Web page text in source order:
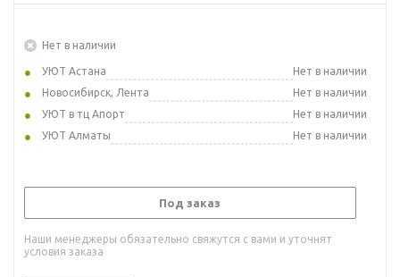
Нет в наличии
УЮТ Астана
Нет в наличии
Новосибирск, Лента
Нет в наличии
УЮТ в тц Апорт
Нет в наличии
УЮТ Алматы
Нет в наличии
Под заказ
Наши менеджеры обязательно свяжутся с вами и уточнят
условия заказа